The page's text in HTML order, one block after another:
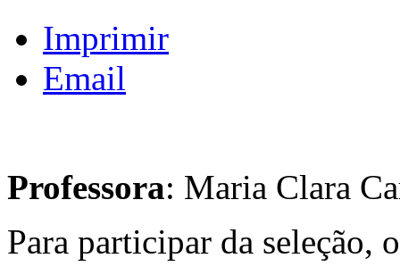
Imprimir
Email
Professora: Maria Clara
Para participar da seleção,